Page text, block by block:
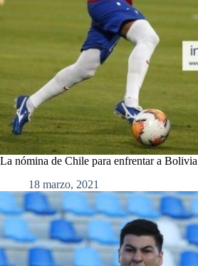
La nómina de Chile para enfrentar a Bolivia
18 marzo, 2021